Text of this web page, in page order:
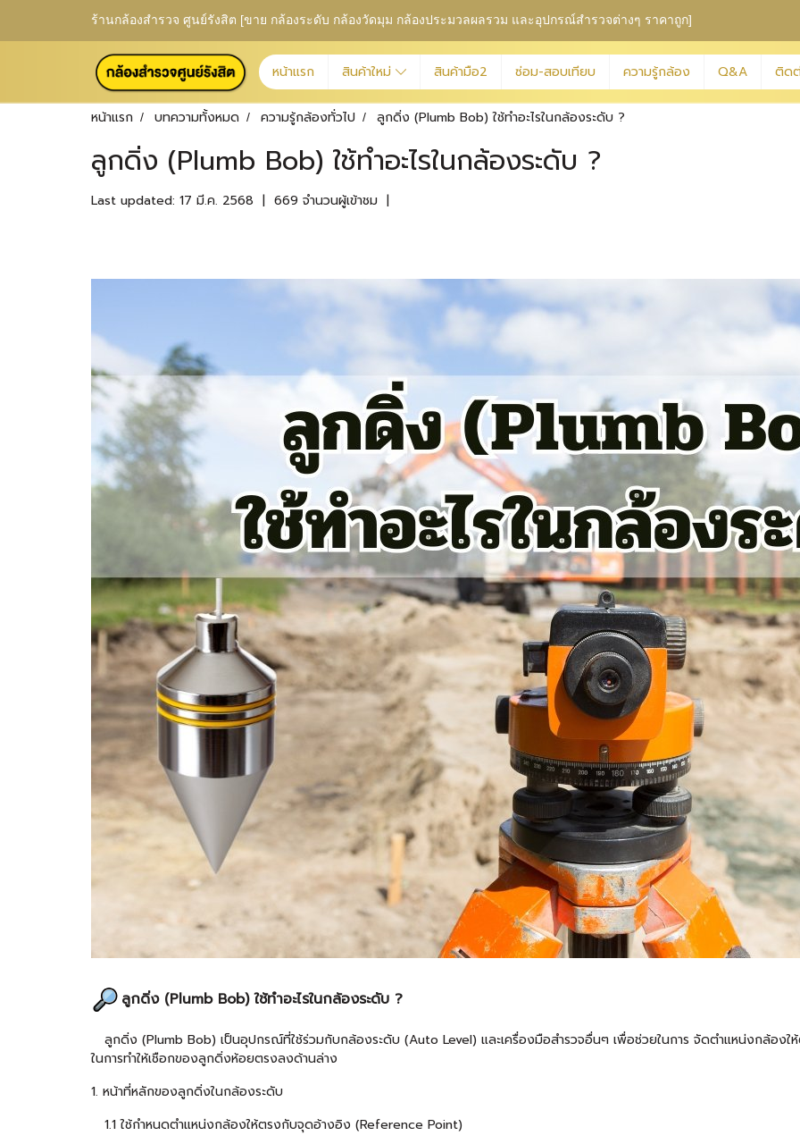
ร้านกล้องสำรวจ ศูนย์รังสิต [ขาย กล้องระดับ กล้องวัดมุม กล้องประมวลผลรวม และอุปกรณ์สำรวจต่างๆ ราคาถูก]
หน้าแรก สินค้าใหม่ สินค้ามือ2 ซ่อม-สอบเทียบ ความรู้กล้อง Q&A ติดต่
หน้าแรก บทความทั้งหมด ความรู้กล้องทั่วไป ลูกดิ่ง (Plumb Bob) ใช้ทำอะไรในกล้องระดับ ?
ลูกดิ่ง (Plumb Bob) ใช้ทำอะไรในกล้องระดับ ?
Last updated: 17 มี.ค. 2568 | 669 จำนวนผู้เข้าชม |
ลูกดิ่ง (Plumb Bob) ใช้ทำอะไรในกล้องระดับ ?
ลูกดิ่ง (Plumb Bob) เป็นอุปกรณ์ที่ใช้ร่วมกับกล้องระดับ (Auto Level) และเครื่องมือสำรวจอื่นๆ เพื่อช่วยในการ จัดตำแหน่งกล้อง
ในการทำให้เชือกของลูกดิ่งห้อยตรงลงด้านล่าง
1. หน้าที่หลักของลูกดิ่งในกล้องระดับ
1.1 ใช้กำหนดตำแหน่งกล้องให้ตรงกับจุดอ้างอิง (Reference Point)